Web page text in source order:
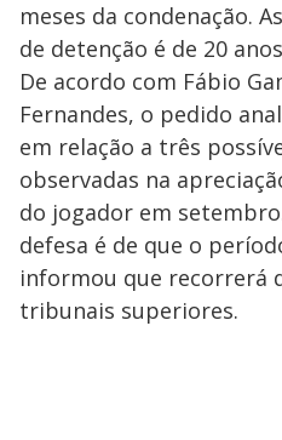
meses da condenação.
de detenção é de 20
De acordo com Fábio
Fernandes, o pedido
em relação a três
observadas na
do jogador em
defesa é de que o
informou que recorrerá
tribunais superiores.